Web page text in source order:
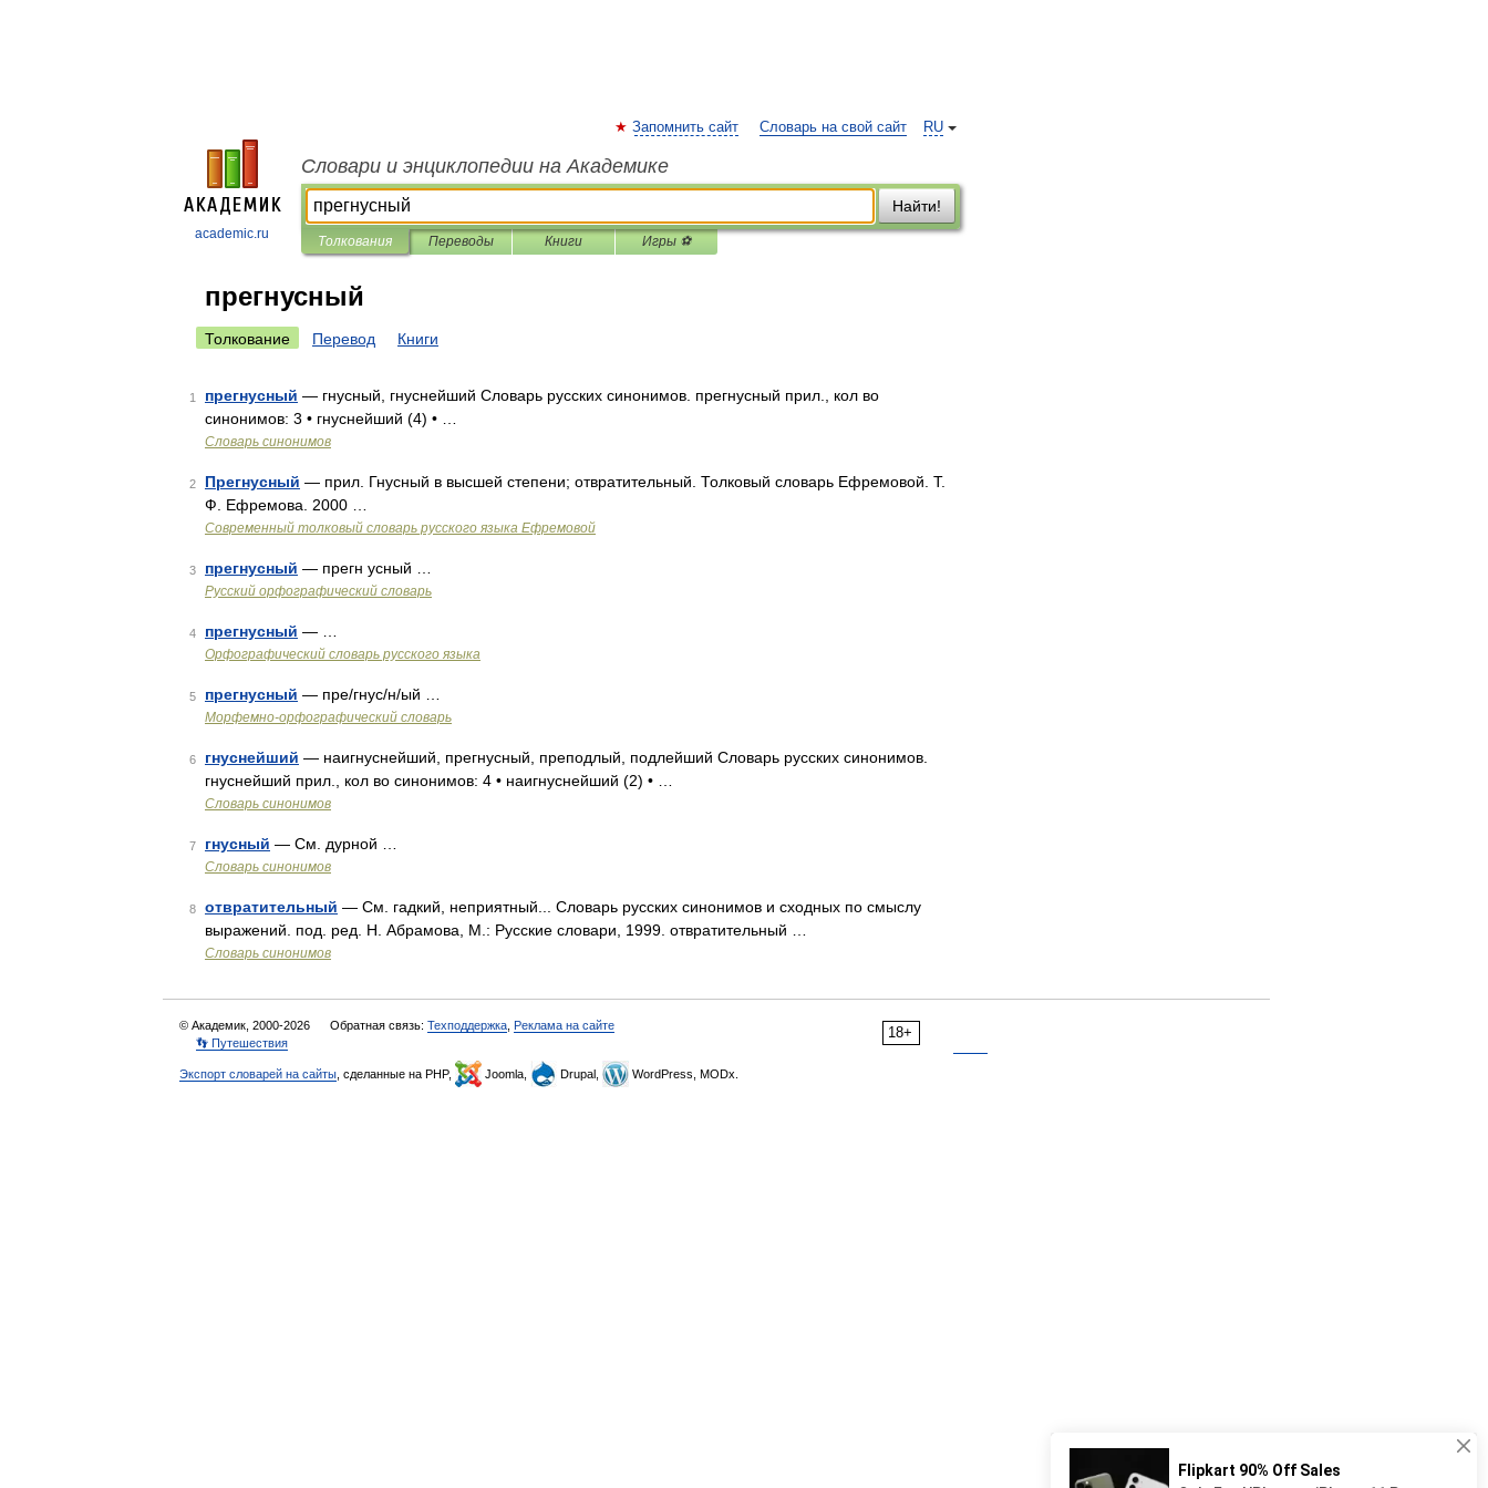
academic.ru
RU
Запомнить сайт Словарь на свой сайт
Словари и энциклопедии на Академике
Найти!
Толкования Переводы Книги Игры ⚽
прегнусный
Толкование Перевод Книги
1 прегнусный — гнусный, гнуснейший Словарь русских синонимов. прегнусный прил., кол во
синонимов: 3 • гнуснейший (4) • …
Словарь синонимов
2 Прегнусный — прил. Гнусный в высшей степени; отвратительный. Толковый словарь Ефремовой. Т.
Ф. Ефремова. 2000 …
Современный толковый словарь русского языка Ефремовой
3 прегнусный — прегн усный …
Русский орфографический словарь
4 прегнусный — …
Орфографический словарь русского языка
5 прегнусный — пре/гнус/н/ый …
Морфемно-орфографический словарь
6 гнуснейший — наигнуснейший, прегнусный, преподлый, подлейший Словарь русских синонимов.
гнуснейший прил., кол во синонимов: 4 • наигнуснейший (2) • …
Словарь синонимов
7 гнусный — См. дурной …
Словарь синонимов
8 отвратительный — См. гадкий, неприятный... Словарь русских синонимов и сходных по смыслу
выражений. под. ред. Н. Абрамова, М.: Русские словари, 1999. отвратительный …
Словарь синонимов
18+
© Академик, 2000-2026 Обратная связь: Техподдержка Реклама на сайте
👣 Путешествия
Экспорт словарей на сайты , сделанные на PHP, Joomla, Drupal, WordPress, MODx.